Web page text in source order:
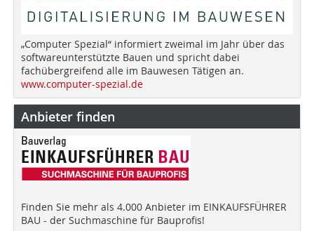
„Computer Spezial“ informiert zweimal im Jahr über das
softwareunterstützte Bauen und spricht dabei
fachübergreifend alle im Bauwesen Tätigen an.
www.computer-spezial.de
Anbieter finden
Finden Sie mehr als 4.000 Anbieter im EINKAUFSFÜHRER
BAU - der Suchmaschine für Bauprofis!